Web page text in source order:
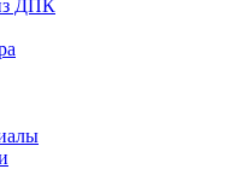
ДПК